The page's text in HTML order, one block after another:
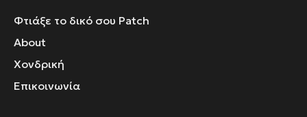
Φτιάξε το δικό σου Patch
About
Χονδρική
Επικοινωνία